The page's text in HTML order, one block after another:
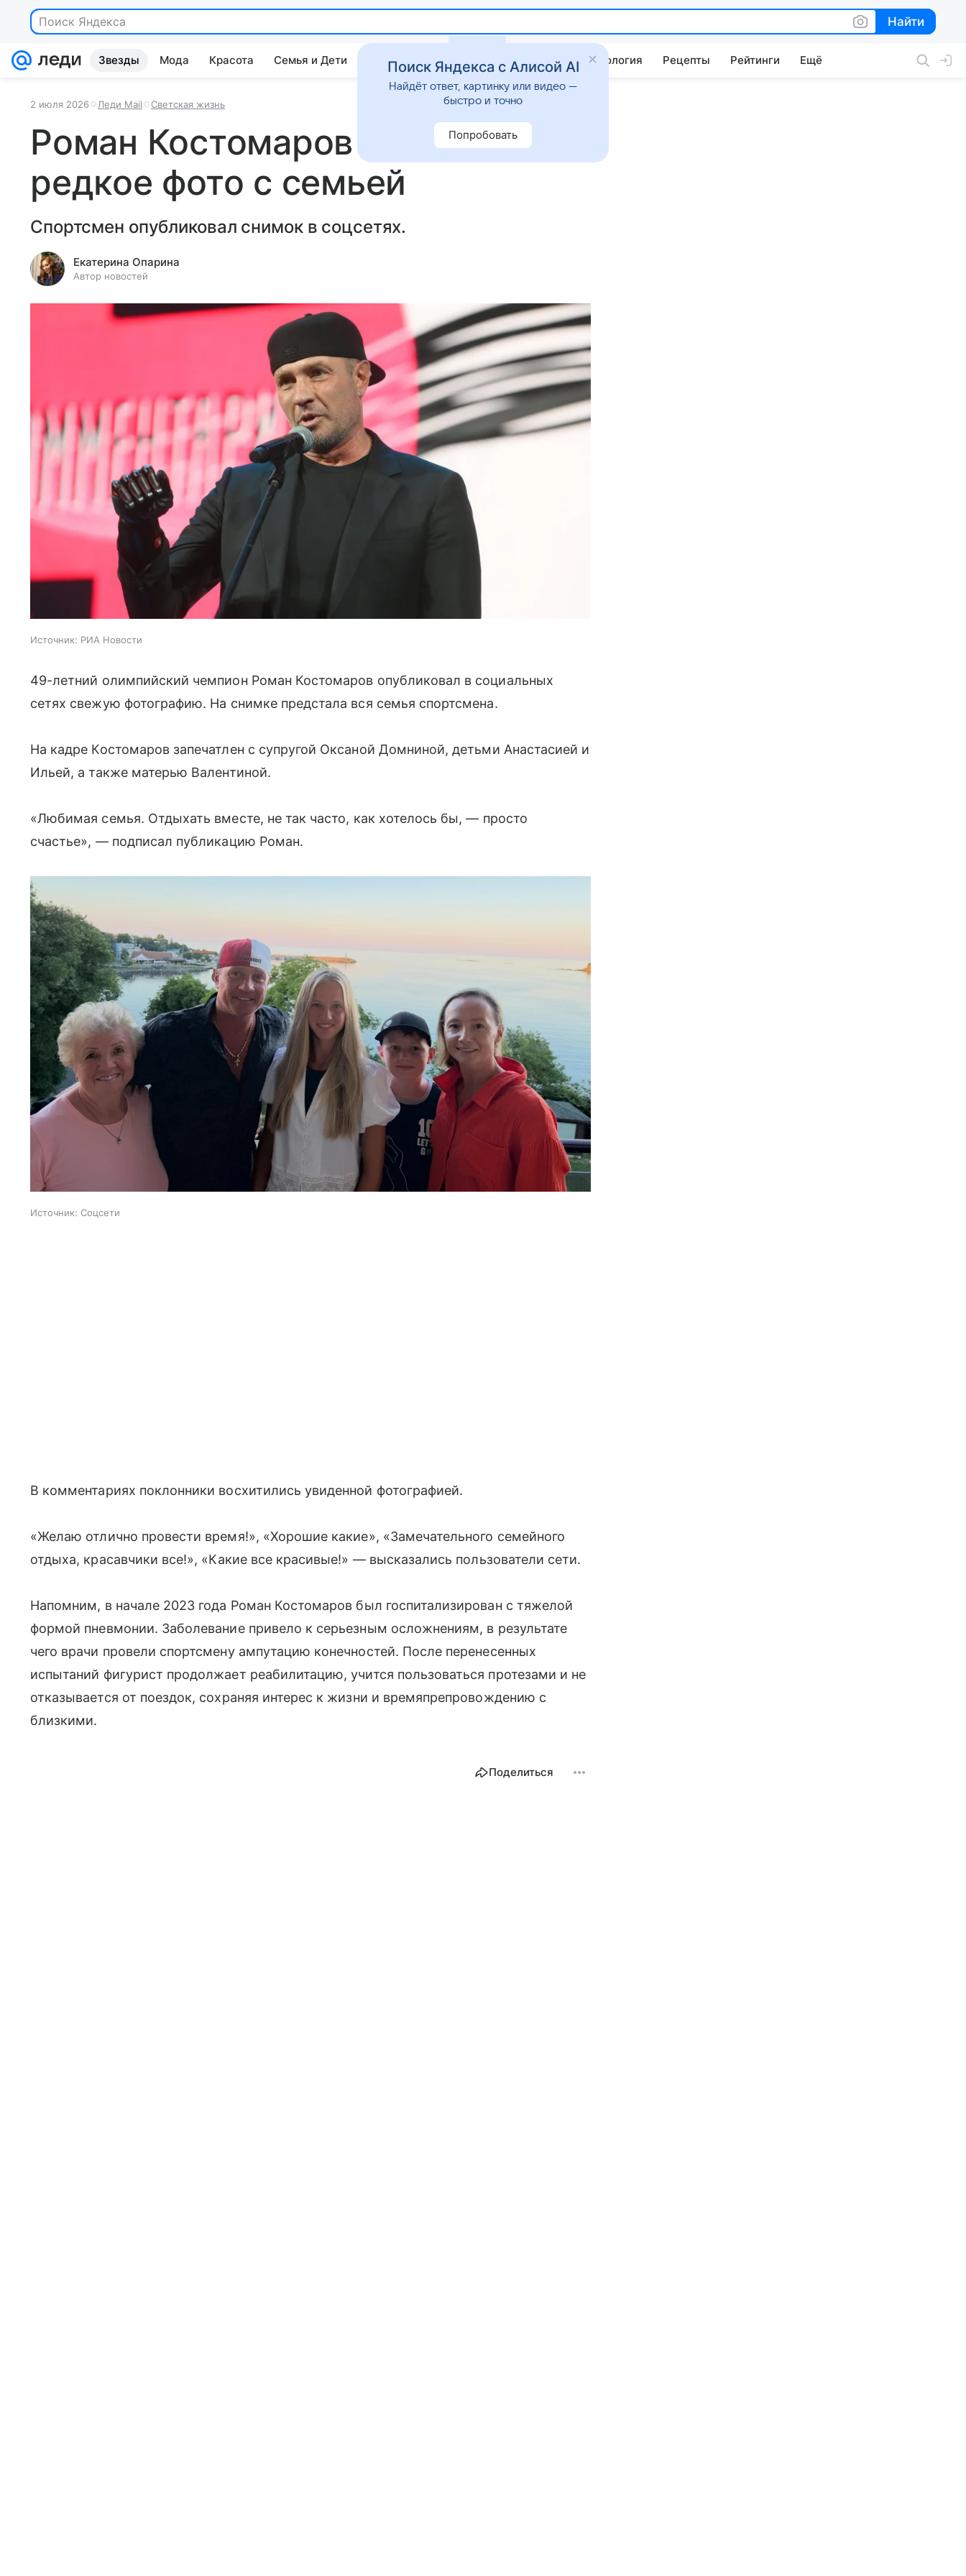
Поиск Яндекса Найти
Найти
Звезды Мода Красота Семья и Дети Дом Гороскопы Стиль жизни Психология Рецепты Рейтинги Ещё
2 июля 2026 Леди Mail Светская жизнь
Роман Костомаров выложил
редкое фото с семьей
Спортсмен опубликовал снимок в соцсетях.
Екатерина Опарина
Автор новостей
Источник: РИА Новости
49-летний олимпийский чемпион Роман Костомаров опубликовал в социальных
сетях свежую фотографию. На снимке предстала вся семья спортсмена.
На кадре Костомаров запечатлен с супругой Оксаной Домниной, детьми Анастасией и
Ильей, а также матерью Валентиной.
«Любимая семья. Отдыхать вместе, не так часто, как хотелось бы, — просто
счастье», — подписал публикацию Роман.
Источник: Соцсети
В комментариях поклонники восхитились увиденной фотографией.
«Желаю отлично провести время!», «Хорошие какие», «Замечательного семейного
отдыха, красавчики все!», «Какие все красивые!» — высказались пользователи сети.
Напомним, в начале 2023 года Роман Костомаров был госпитализирован с тяжелой
формой пневмонии. Заболевание привело к серьезным осложнениям, в результате
чего врачи провели спортсмену ампутацию конечностей. После перенесенных
испытаний фигурист продолжает реабилитацию, учится пользоваться протезами и не
отказывается от поездок, сохраняя интерес к жизни и времяпрепровождению с
близкими.
Поделиться
Поиск Яндекса с Алисой AI
Найдёт ответ, картинку или видео —
быстро и точно
Попробовать